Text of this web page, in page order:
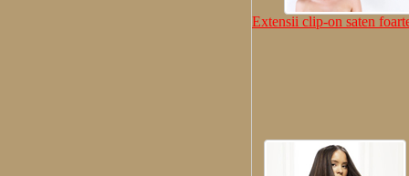
Extensii clip-on saten